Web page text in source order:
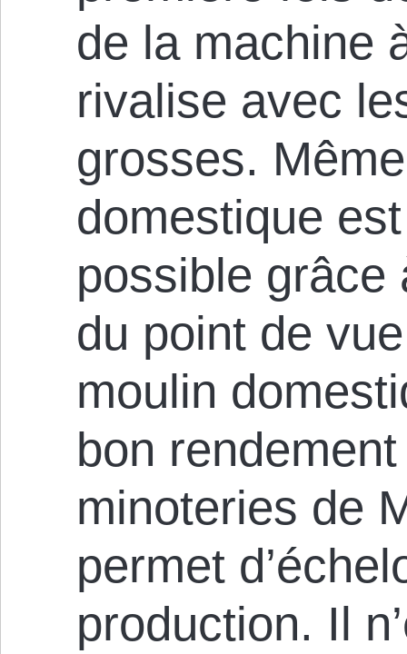
de la machine
rivalise avec
grosses.
domestique
possible grâce
du point de
moulin
bon
minoteries de
permet
production. Il